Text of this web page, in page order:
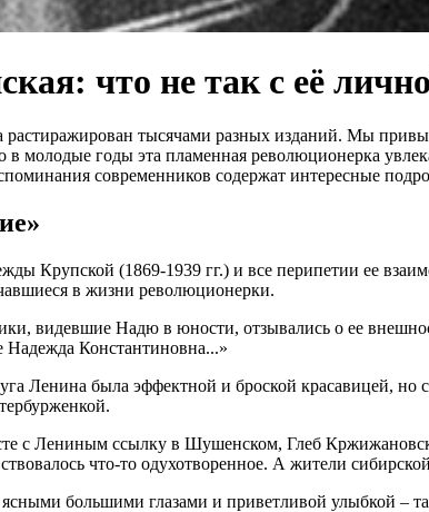
что не так с её
растиражирован тысячами разных изданий. Мы
молодые годы эта пламенная революционерка
современников содержат интересные
Крупской (1869-1939 гг.) и все перипетии ее
в жизни революционерки.
видевшие Надю в юности, отзывались о ее
Константиновна...»
Ленина была эффектной и броской красавицей, но
с Лениным ссылку в Шушенском, Глеб
что-то одухотворенное. А жители
большими глазами и приветливой улыбкой –